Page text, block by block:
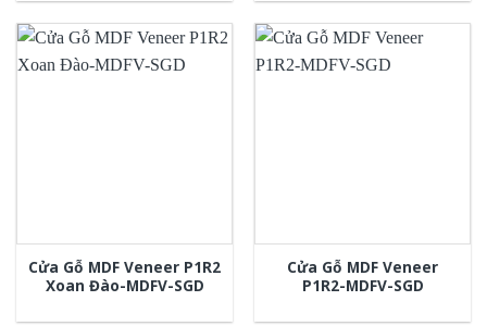
Cửa Gỗ MDF Veneer P1R2
Xoan Đào-MDFV-SGD
Cửa Gỗ MDF Veneer
P1R2-MDFV-SGD